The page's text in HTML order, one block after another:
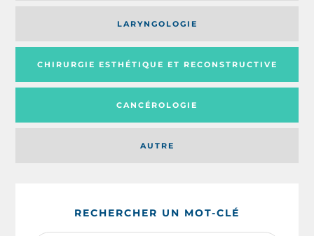
AUTRE
LARYNGOLOGIE
CHIRURGIE ESTHÉTIQUE ET RECONSTRUCTIVE
CANCÉROLOGIE
RECHERCHER UN MOT-CLÉ